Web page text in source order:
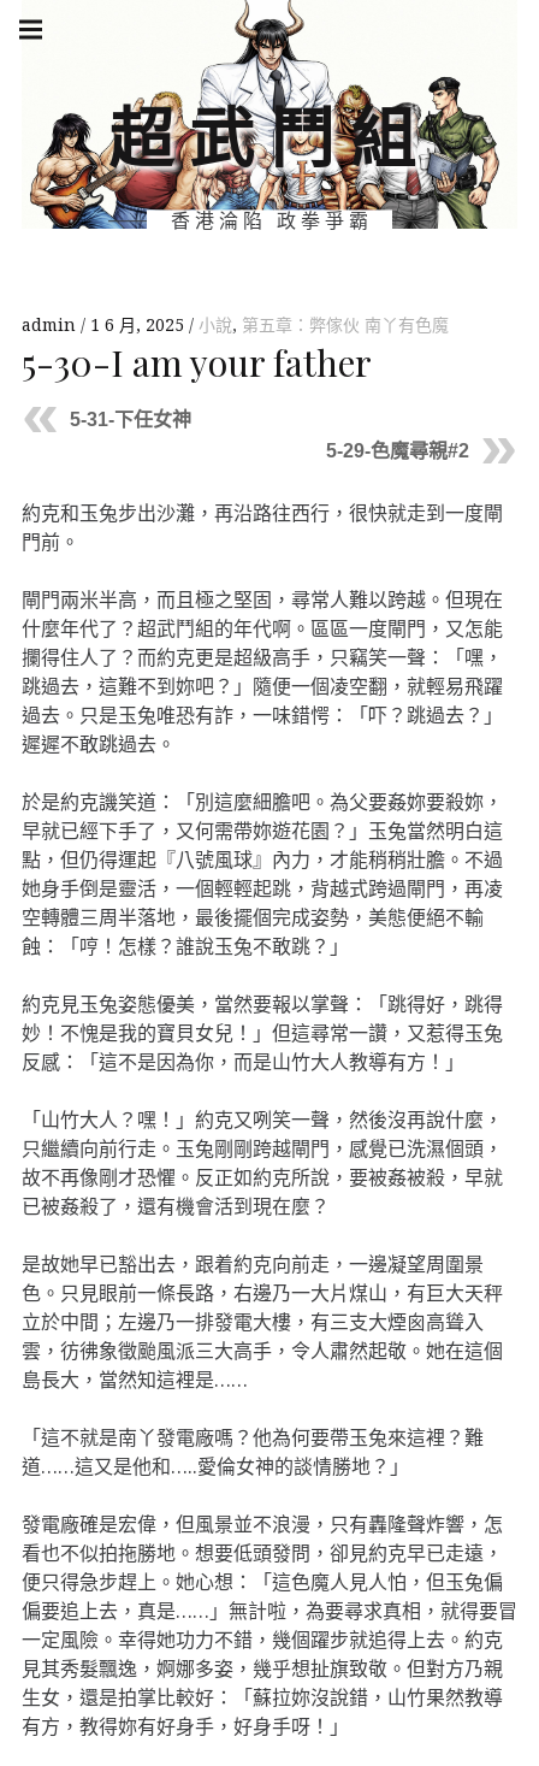
Skip
超武鬥組
香港淪陷 政拳爭霸
navigation
admin 1 6 月, 2025 小說, 第五章：弊傢伙 南丫有色魔
5-30-I am your father
5-31-下任女神
5-29-色魔尋親#2
約克和玉兔步出沙灘，再沿路往西行，很快就走到一度閘
門前。
閘門兩米半高，而且極之堅固，尋常人難以跨越。但現在
什麼年代了？超武鬥組的年代啊。區區一度閘門，又怎能
攔得住人了？而約克更是超級高手，只竊笑一聲：「嘿，
跳過去，這難不到妳吧？」隨便一個凌空翻，就輕易飛躍
過去。只是玉兔唯恐有詐，一味錯愕：「吓？跳過去？」
遲遲不敢跳過去。
於是約克譏笑道：「別這麼細膽吧。為父要姦妳要殺妳，
早就已經下手了，又何需帶妳遊花園？」玉兔當然明白這
點，但仍得運起『八號風球』內力，才能稍稍壯膽。不過
她身手倒是靈活，一個輕輕起跳，背越式跨過閘門，再凌
空轉體三周半落地，最後擺個完成姿勢，美態便絕不輸
蝕：「哼！怎樣？誰說玉兔不敢跳？」
約克見玉兔姿態優美，當然要報以掌聲：「跳得好，跳得
妙！不愧是我的寶貝女兒！」但這尋常一讚，又惹得玉兔
反感：「這不是因為你，而是山竹大人教導有方！」
「山竹大人？嘿！」約克又咧笑一聲，然後沒再說什麼，
只繼續向前行走。玉兔剛剛跨越閘門，感覺已洗濕個頭，
故不再像剛才恐懼。反正如約克所說，要被姦被殺，早就
已被姦殺了，還有機會活到現在麼？
是故她早已豁出去，跟着約克向前走，一邊凝望周圍景
色。只見眼前一條長路，右邊乃一大片煤山，有巨大天秤
立於中間；左邊乃一排發電大樓，有三支大煙囪高聳入
雲，彷彿象徵颱風派三大高手，令人肅然起敬。她在這個
島長大，當然知這裡是……
「這不就是南丫發電廠嗎？他為何要帶玉兔來這裡？難
道……這又是他和…..愛倫女神的談情勝地？」
發電廠確是宏偉，但風景並不浪漫，只有轟隆聲炸響，怎
看也不似拍拖勝地。想要低頭發問，卻見約克早已走遠，
便只得急步趕上。她心想：「這色魔人見人怕，但玉兔偏
偏要追上去，真是……」無計啦，為要尋求真相，就得要冒
一定風險。幸得她功力不錯，幾個躍步就追得上去。約克
見其秀髮飄逸，婀娜多姿，幾乎想扯旗致敬。但對方乃親
生女，還是拍掌比較好：「蘇拉妳沒說錯，山竹果然教導
有方，教得妳有好身手，好身手呀！」